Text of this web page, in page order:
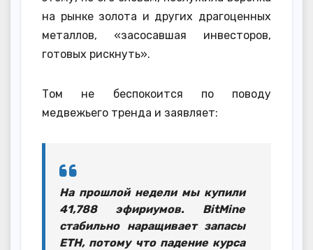
на рынке золота и других драгоценных
металлов, «засосавшая инвесторов,
готовых рискнуть».
Том не беспокоится по поводу
медвежьего тренда и заявляет:
На прошлой недели мы купили
41,788 эфириумов. BitMine
стабильно наращивает запасы
ETH, потому что падение курса